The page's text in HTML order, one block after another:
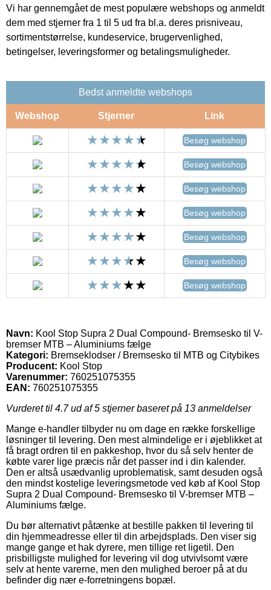
Vi har gennemgået de mest populære webshops og anmeldt
dem med stjerner fra 1 til 5 ud fra bl.a. deres prisniveau,
sortimentstørrelse, kundeservice, brugervenlighed,
betingelser, leveringsformer og betalingsmuligheder.
Bedst anmeldte webshops
Webshop Stjerner Link
Besøg webshop
Besøg webshop
Besøg webshop
Besøg webshop
Besøg webshop
Besøg webshop
Besøg webshop
Navn: Kool Stop Supra 2 Dual Compound- Bremsesko til V-
bremser MTB – Aluminiums fælge
Kategori: Bremseklodser / Bremsesko til MTB og Citybikes
Producent: Kool Stop
Varenummer: 760251075355
EAN: 760251075355
Vurderet til 4.7ud af 5 stjerner baseret på 13 anmeldelser
Mange e-handler tilbyder nu om dage en række forskellige
løsninger til levering. Den mest almindelige er i øjeblikket at
få bragt ordren til en pakkeshop, hvor du så selv henter de
købte varer lige præcis når det passer ind i din kalender.
Den er altså usædvanlig uproblematisk, samt desuden også
den mindst kostelige leveringsmetode ved køb af Kool Stop
Supra 2 Dual Compound- Bremsesko til V-bremser MTB –
Aluminiums fælge.
Du bør alternativt påtænke at bestille pakken til levering til
din hjemmeadresse eller til din arbejdsplads. Den viser sig
mange gange et hak dyrere, men tillige ret ligetil. Den
prisbilligste mulighed for levering vil dog utvivlsomt være
selv at hente varerne, men den mulighed beroer på at du
befinder dig nær e-forretningens bopæl.